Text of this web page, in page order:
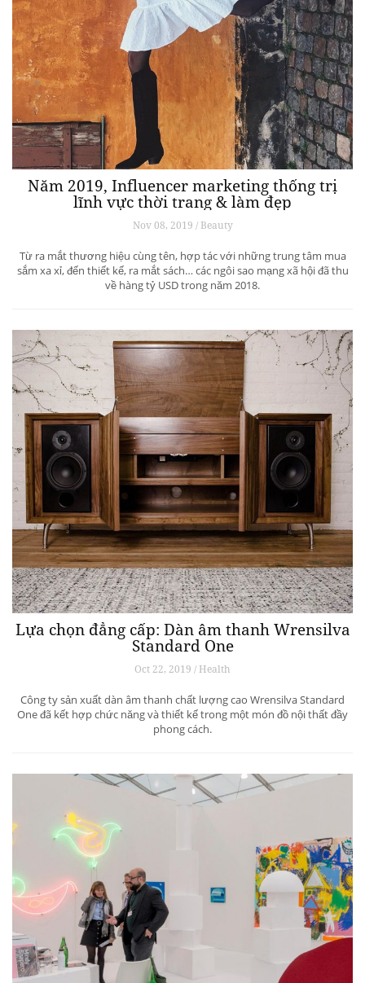
Năm 2019, Influencer marketing thống trị
lĩnh vực thời trang & làm đẹp
Nov 08, 2019 / Beauty
Từ ra mắt thương hiệu cùng tên, hợp tác với những trung tâm mua
sắm xa xỉ, đến thiết kế, ra mắt sách… các ngôi sao mạng xã hội đã thu
về hàng tỷ USD trong năm 2018.
Lựa chọn đẳng cấp: Dàn âm thanh Wrensilva
Standard One
Oct 22, 2019 / Health
Công ty sản xuất dàn âm thanh chất lượng cao Wrensilva Standard
One đã kết hợp chức năng và thiết kế trong một món đồ nội thất đầy
phong cách.